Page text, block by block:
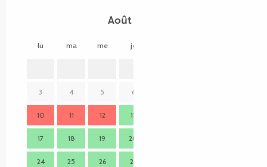
Août 2026
lu ma me je
3 4 5 6
10 11 12 13
17 18 19 20
24 25 26 27